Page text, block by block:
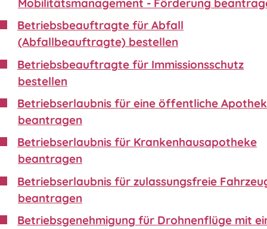
Betriebsbeauftragte für Abfall
(Abfallbeauftragte) bestellen
Betriebsbeauftragte für Immissionsschutz
bestellen
Betriebserlaubnis für eine öffentliche
beantragen
Betriebserlaubnis für Krankenhausapotheke
beantragen
Betriebserlaubnis für zulassungsfreie
beantragen
Betriebsgenehmigung für Drohnenflüge mit